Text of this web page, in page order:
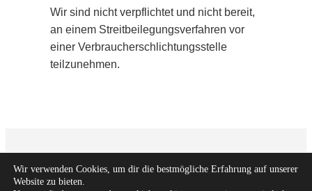
Wir sind nicht verpflichtet und nicht bereit,
an einem Streitbeilegungsverfahren vor
einer Verbraucherschlichtungsstelle
teilzunehmen.
© 2026 FachArt – Alle Rechte vorbehalten.
Wir verwenden Cookies, um dir die bestmögliche Erfahrung auf unserer
Website zu bieten.